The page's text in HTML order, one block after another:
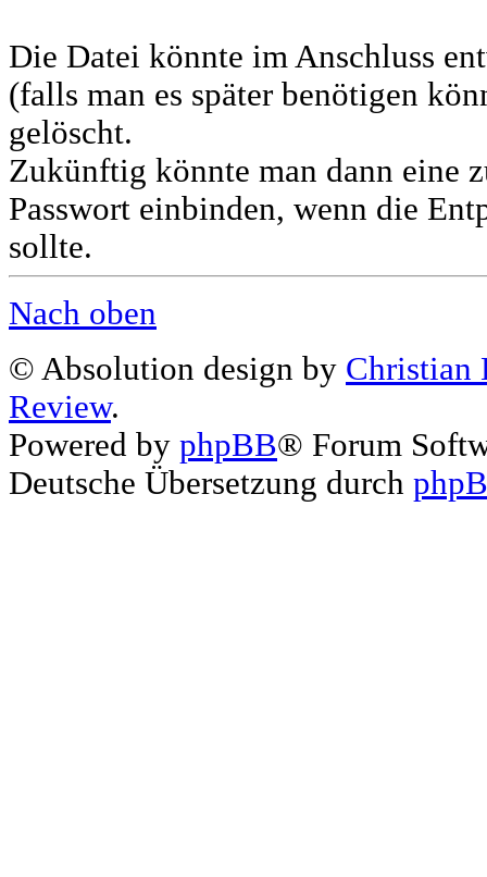
Die Datei könnte im Anschluss
(falls man es später benötigen
gelöscht.
Zukünftig könnte man dann eine
Passwort einbinden, wenn die
sollte.
Nach oben
© Absolution design by Christian
Review.
Powered by phpBB® Forum
Deutsche Übersetzung durch